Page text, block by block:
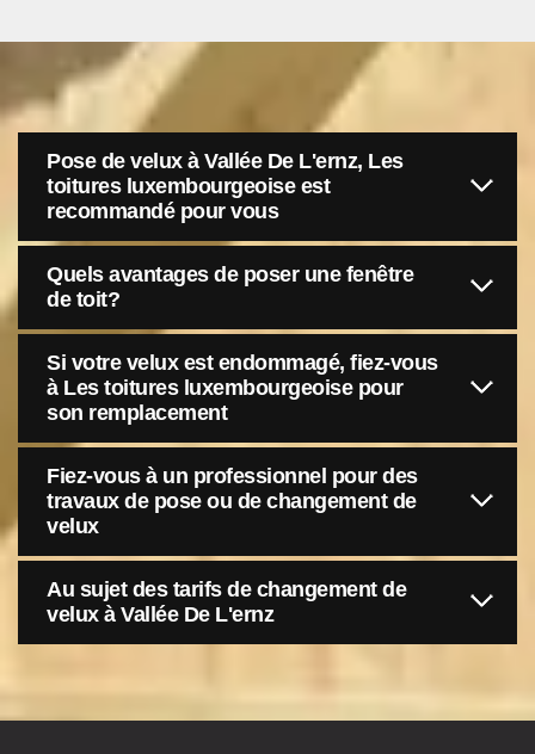
Pose de velux à Vallée De L'ernz, Les
toitures luxembourgeoise est
recommandé pour vous
Quels avantages de poser une fenêtre
de toit?
Si votre velux est endommagé, fiez-vous
à Les toitures luxembourgeoise pour
son remplacement
Fiez-vous à un professionnel pour des
travaux de pose ou de changement de
velux
Au sujet des tarifs de changement de
velux à Vallée De L'ernz